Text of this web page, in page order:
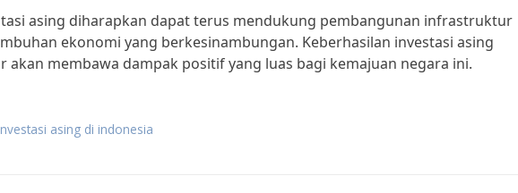
asing diharapkan dapat terus mendukung pembangunan infrastruktur
ekonomi yang berkesinambungan. Keberhasilan investasi asing
membawa dampak positif yang luas bagi kemajuan negara ini.
asing di indonesia